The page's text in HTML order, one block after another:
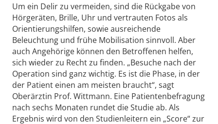
Um ein Delir zu vermeiden, sind die Rückgabe von
Hörgeräten, Brille, Uhr und vertrauten Fotos als
Orientierungshilfen, sowie ausreichende
Beleuchtung und frühe Mobilisation sinnvoll. Aber
auch Angehörige können den Betroffenen helfen,
sich wieder zu Recht zu finden. „Besuche nach der
Operation sind ganz wichtig. Es ist die Phase, in der
der Patient einen am meisten braucht“, sagt
Oberärztin Prof. Wittmann. Eine Patientenbefragung
nach sechs Monaten rundet die Studie ab. Als
Ergebnis wird von den Studienleitern ein „Score“ zur